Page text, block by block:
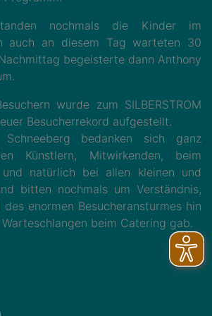
nochmals die Kinder im
auch an diesem Tag warteten 30
begeisterte dann Anthony
wurde zum SILBERSTROM
Besucherrekord aufgestellt.
bedanken sich ganz
Künstlern, Mitwirkenden, beim
und natürlich bei allen kleinen und
bitten nochmals um Verständnis,
enormen Besucheransturmes hin
beim Catering gab.